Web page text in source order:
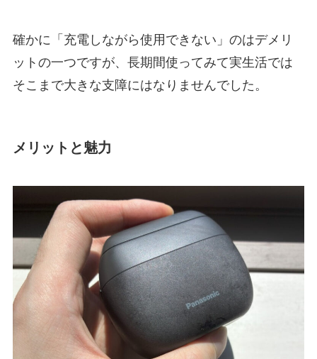
確かに「充電しながら使用できない」のはデメリ
ットの一つですが、長期間使ってみて実生活では
そこまで大きな支障にはなりませんでした。
メリットと魅力